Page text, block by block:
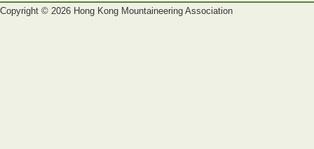
Copyright © 2026 Hong Kong Mountaineering Association